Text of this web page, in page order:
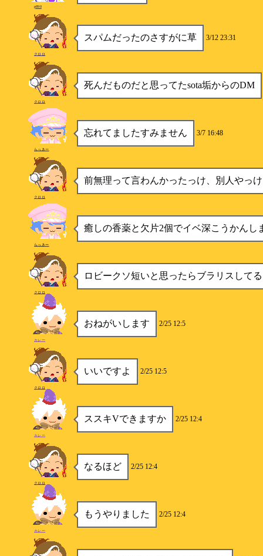
p890
スパムだったのさすがに草 3/12 23:31
クロロ
死んだものだと思ってたsota垢からのDM
クロロ
忘れてましたすみません 3/7 16:48
らっきー
前無理って言わんかったっけ、別人やっけ
クロロ
癒しの香薬と欠片2個でイベ深こうかんし
らっきー
ロビークソ短いと思ったらブラリスして
クロロ
おねがいします 2/25 12:5
カレー
いいですよ 2/25 12:5
クロロ
ススキVできますか 2/25 12:4
カレー
なるほど 2/25 12:4
クロロ
もうやりました 2/25 12:4
カレー